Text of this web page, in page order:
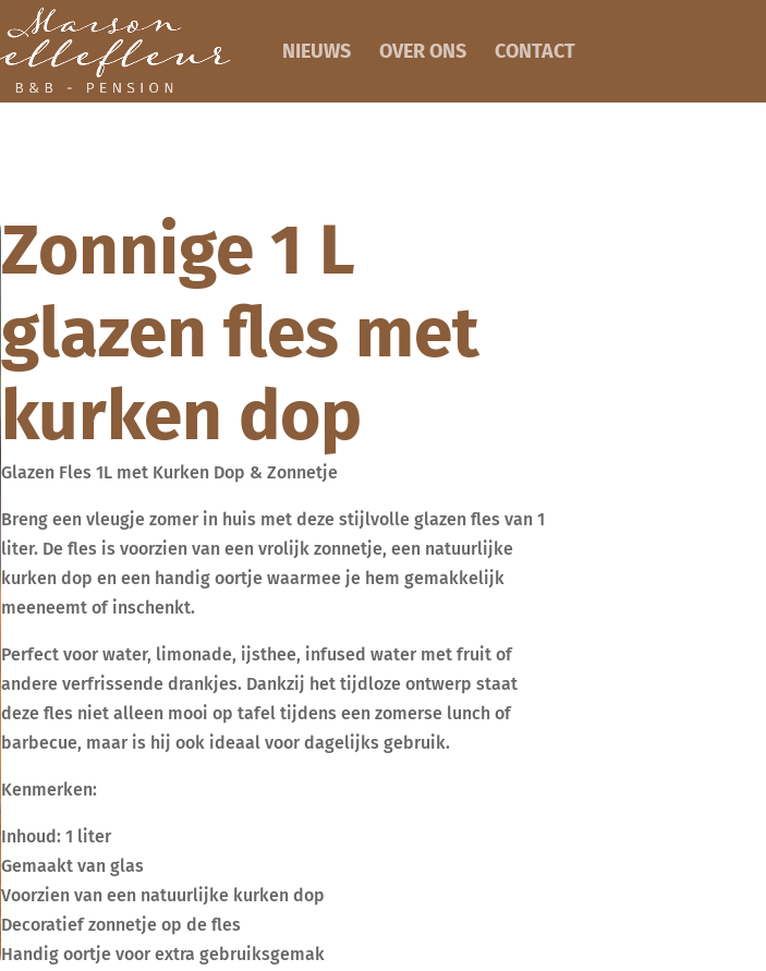
NIEUWS OVER ONS CONTACT
Zonnige 1 L
glazen fles met
kurken dop
Glazen Fles 1L met Kurken Dop & Zonnetje
Breng een vleugje zomer in huis met deze stijlvolle glazen fles van 1
liter. De fles is voorzien van een vrolijk zonnetje, een natuurlijke
kurken dop en een handig oortje waarmee je hem gemakkelijk
meeneemt of inschenkt.
Perfect voor water, limonade, ijsthee, infused water met fruit of
andere verfrissende drankjes. Dankzij het tijdloze ontwerp staat
deze fles niet alleen mooi op tafel tijdens een zomerse lunch of
barbecue, maar is hij ook ideaal voor dagelijks gebruik.
Kenmerken:
Inhoud: 1 liter
Gemaakt van glas
Voorzien van een natuurlijke kurken dop
Decoratief zonnetje op de fles
Handig oortje voor extra gebruiksgemak